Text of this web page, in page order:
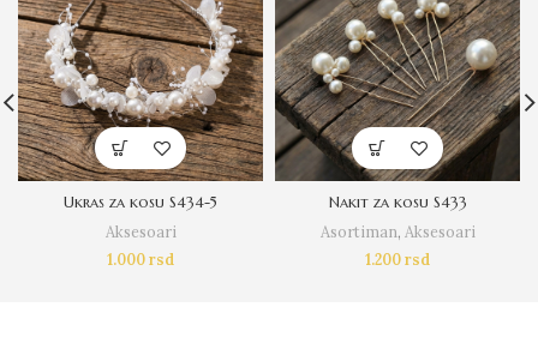
Ukras za kosu S434-5
Aksesoari
1.000rsd
Nakit za kosu S433
Asortiman, Aksesoari
1.200rsd